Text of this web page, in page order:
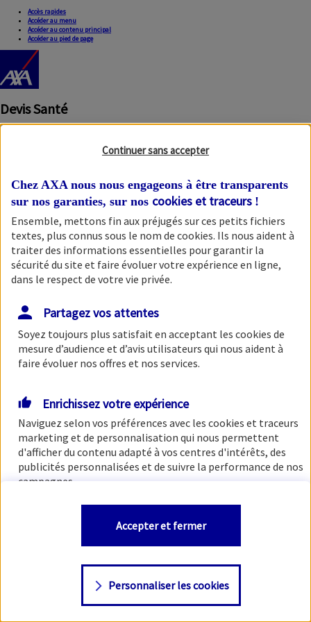
Accès rapides
Accéder au menu
Accéder au contenu principal
Accéder au pied de page
Devis Santé
Fermer la modale
Continuer sans accepter
Chez AXA nous nous engageons à être transparents
sur nos garanties, sur nos cookies et traceurs !
Ensemble, mettons fin aux préjugés sur ces petits fichiers
textes, plus connus sous le nom de cookies. Ils nous aident à
traiter des informations essentielles pour garantir la
sécurité du site et faire évoluer votre expérience en ligne,
dans le respect de votre vie privée.
Partagez vos attentes
Soyez toujours plus satisfait en acceptant les cookies de
mesure d’audience et d’avis utilisateurs qui nous aident à
faire évoluer nos offres et nos services.
Enrichissez votre expérience
Naviguez selon vos préférences avec les cookies et traceurs
marketing et de personnalisation qui nous permettent
d'afficher du contenu adapté à vos centres d'intérêts, des
publicités personnalisées et de suivre la performance de nos
campagnes.
Vous êtes libre de les accepter, de les refuser comme de
changer d'avis à tout moment en allant sur
Consulter notre politique decookies
Personnaliser les cookies
Accepter et fermer